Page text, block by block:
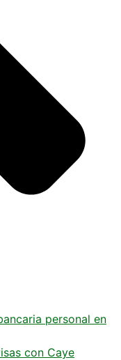
personal en
con Caye